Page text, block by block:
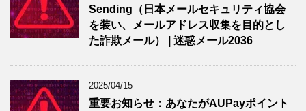
Sending（日本メールセキュリティ協会
を装い、メールアドレス収集を目的とし
た詐欺メール） | 迷惑メール2036
2025/04/15
重要お知らせ：あなたがAUPayポイント